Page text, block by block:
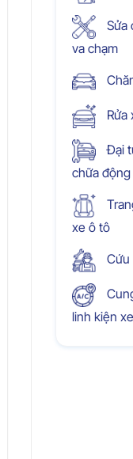
Sửa
va chạm
Rửa
Đại
chữa
xe ô tô
Cứu
linh kiện xe